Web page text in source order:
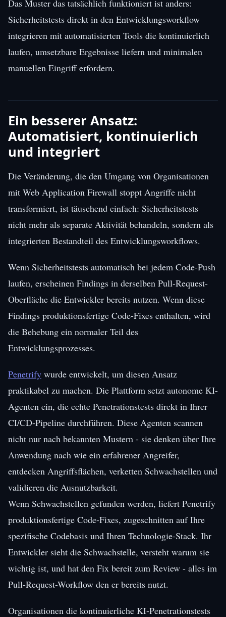
Das Muster das tatsächlich funktioniert ist anders:
Sicherheitstests direkt in den Entwicklungsworkflow
integrieren mit automatisierten Tools die kontinuierlich
laufen, umsetzbare Ergebnisse liefern und minimalen
manuellen Eingriff erfordern.
Ein besserer Ansatz:
Automatisiert, kontinuierlich
und integriert
Die Veränderung, die den Umgang von Organisationen
mit Web Application Firewall stoppt Angriffe nicht
transformiert, ist täuschend einfach: Sicherheitstests
nicht mehr als separate Aktivität behandeln, sondern als
integrierten Bestandteil des Entwicklungsworkflows.
Wenn Sicherheitstests automatisch bei jedem Code-Push
laufen, erscheinen Findings in derselben Pull-Request-
Oberfläche die Entwickler bereits nutzen. Wenn diese
Findings produktionsfertige Code-Fixes enthalten, wird
die Behebung ein normaler Teil des
Entwicklungsprozesses.
Penetrify wurde entwickelt, um diesen Ansatz
praktikabel zu machen. Die Plattform setzt autonome KI-
Agenten ein, die echte Penetrationstests direkt in Ihrer
CI/CD-Pipeline durchführen. Diese Agenten scannen
nicht nur nach bekannten Mustern - sie denken über Ihre
Anwendung nach wie ein erfahrener Angreifer,
entdecken Angriffsflächen, verketten Schwachstellen und
validieren die Ausnutzbarkeit.
Wenn Schwachstellen gefunden werden, liefert Penetrify
produktionsfertige Code-Fixes, zugeschnitten auf Ihre
spezifische Codebasis und Ihren Technologie-Stack. Ihr
Entwickler sieht die Schwachstelle, versteht warum sie
wichtig ist, und hat den Fix bereit zum Review - alles im
Pull-Request-Workflow den er bereits nutzt.
Organisationen die kontinuierliche KI-Penetrationstests